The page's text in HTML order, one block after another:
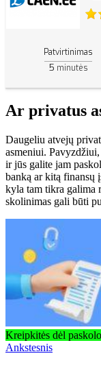
Patvirtinimas
5 minutės
Ar privatus
Daugeliu atvejų
asmeniui.
ir jūs galite jam
banką ar kitą finansų
kyla tam tikra galima
skolinimas gali būti
Kreipkitės dėl
Ankstesnis